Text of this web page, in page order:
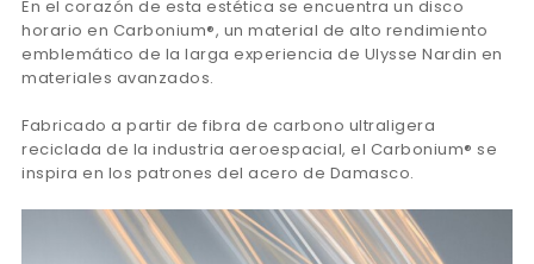
En el corazón de esta estética se encuentra un disco
horario en Carbonium®, un material de alto rendimiento
emblemático de la larga experiencia de Ulysse Nardin en
materiales avanzados.
Fabricado a partir de fibra de carbono ultraligera
reciclada de la industria aeroespacial, el Carbonium® se
inspira en los patrones del acero de Damasco.